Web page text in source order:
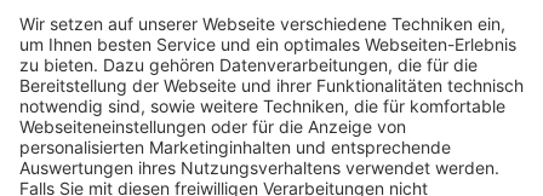
Vertriebspartner finden
Stores Finden
Rechtlich
Zugänglichkeit
Careers